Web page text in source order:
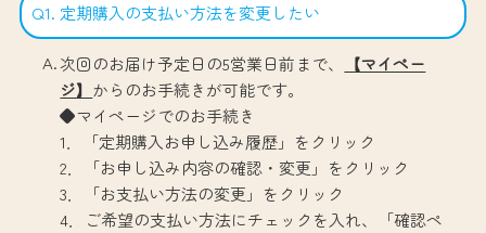
Q1. 定期購入の支払い方法を変更したい
次回のお届け予定日の5営業日前まで、
【マイペー
ジ】 からのお手続きが可能です。
◆マイページでのお手続き
1．「定期購入お申し込み履歴」をクリック
2．「お申し込み内容の確認・変更」をクリック
3．「お支払い方法の変更」をクリック
4．ご希望の支払い方法にチェックを入れ、「確認ペ